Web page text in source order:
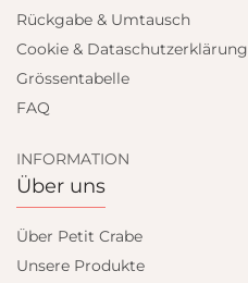
Rückgabe & Umtausch
Cookie & Dataschutzerklärung
Grössentabelle
FAQ
INFORMATION
Über uns
Über Petit Crabe
Unsere Produkte